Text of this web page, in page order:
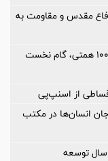
دفاع مقدس و مقاومت به
چرخش بزرگ در مؤسسه اعتباری ملل؛ مزایده ۱۰۰ همتی، گام نخست
از اسنپ‌پی
انسان‌ها در مکتب